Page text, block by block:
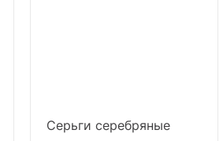
Серьги серебряные